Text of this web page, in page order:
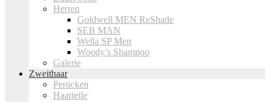
Herren
Goldwell MEN ReShade
SEB MAN
Wella SP Men
Woody’s Shampoo
Galerie
Zweithaar
Perücken
Haarteile